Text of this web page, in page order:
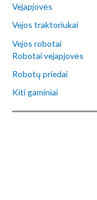
Vejapjovės
Vejos traktoriukai
Vejos robotai
Robotai vejapjovės
Robotų priedai
Kiti gaminiai